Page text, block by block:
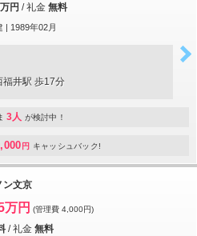
円 /礼金 無料
| 1989年02月
福井駅 歩17分
3人 が検討中！
円 キャッシュバック!
ン文京
万円 (管理費 4,000円)
/礼金 無料